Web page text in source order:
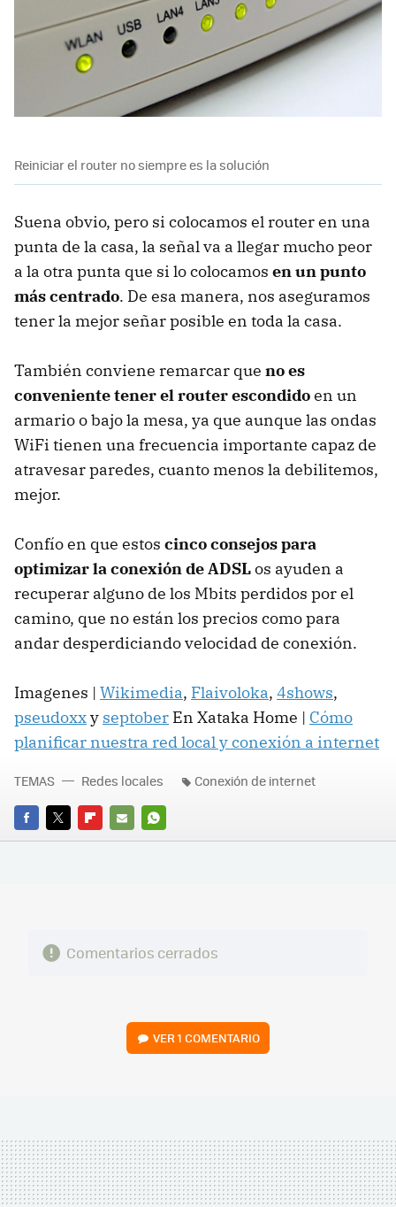
Reiniciar el router no siempre es la solución
Suena obvio, pero si colocamos el router en una
punta de la casa, la señal va a llegar mucho peor
a la otra punta que si lo colocamos en un punto
más centrado. De esa manera, nos aseguramos
tener la mejor señar posible en toda la casa.
También conviene remarcar que no es
conveniente tener el router escondidoen un
armario o bajo la mesa, ya que aunque las ondas
WiFi tienen una frecuencia importante capaz de
atravesar paredes, cuanto menos la debilitemos,
mejor.
Confío en que estos cinco consejos para
optimizar la conexión de ADSLos ayuden a
recuperar alguno de los Mbits perdidos por el
camino, que no están los precios como para
andar desperdiciando velocidad de conexión.
Imagenes | Wikimedia, Flaivoloka, 4shows,
pseudoxxy septober En Xataka Home | Cómo
planificar nuestra red local y conexión a internet
FACEBOOK
TWITTERFLIPBOARD
E-
WHATSAPP
TEMAS Redes locales Conexión de internet
Comentarios cerrados
VER1 COMENTARIO